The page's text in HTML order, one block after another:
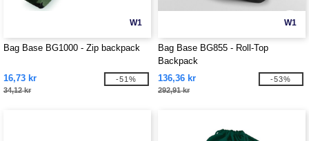
W1
Bag Base BG1000 - Zip backpack
16,73 kr
34,12 kr
-51%
W1
Bag Base BG855 - Roll-Top
Backpack
136,36 kr
292,91 kr
-53%